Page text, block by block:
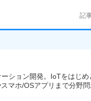
記
ション開発。IoTをはじめ
マホ/OSアプリまで分野